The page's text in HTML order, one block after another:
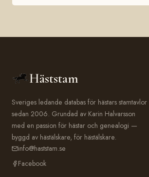
Häststam
Sveriges ledande databas för hästars stamtavlor
sedan 2006. Grundad av Karin Halvarsson
med en passion för hästar och genealogi —
byggd av hästälskare, för hästälskare.
info@haststam.se
Facebook